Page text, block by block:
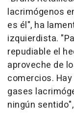
lacrimógenos
es él", ha
izquierdista.
repudiable el
aproveche de
comercios.
gases
ningún